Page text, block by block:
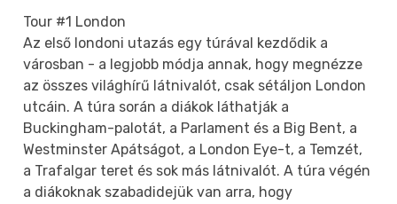
Tour #1 London
Az első londoni utazás egy túrával kezdődik a
városban - a legjobb módja annak, hogy megnézze
az összes világhírű látnivalót, csak sétáljon London
utcáin. A túra során a diákok láthatják a
Buckingham-palotát, a Parlament és a Big Bent, a
Westminster Apátságot, a London Eye-t, a Temzét,
a Trafalgar teret és sok más látnivalót. A túra végén
a diákoknak szabadidejük van arra, hogy